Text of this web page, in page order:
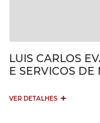
LUIS CARLOS
E SERVICOS DE
VER DETALHES +